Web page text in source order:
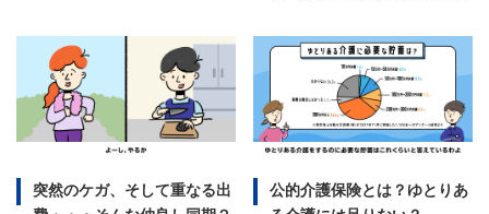
突然のケガ、そして重なる出
公的介護保険とは？ゆとりあ